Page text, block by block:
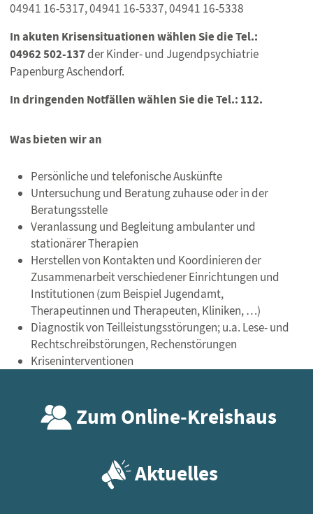
04941 16-5317, 04941 16-5337, 04941 16-5338
In akuten Krisensituationen wählen Sie die Tel.:
04962 502-137der Kinder- und Jugendpsychiatrie
Papenburg Aschendorf.
In dringenden Notfällen wählen Sie die Tel.: 112.
Was bieten wir an
Persönliche und telefonische Auskünfte
Untersuchung und Beratung zuhause oder in der
Beratungsstelle
Veranlassung und Begleitung ambulanter und
stationärer Therapien
Herstellen von Kontakten und Koordinieren der
Zusammenarbeit verschiedener Einrichtungen und
Institutionen (zum Beispiel Jugendamt,
Therapeutinnen und Therapeuten, Kliniken, …)
Diagnostik von Teilleistungsstörungen; u.a. Lese- und
Rechtschreibstörungen, Rechenstörungen
Kriseninterventionen
Zum Online-Kreishaus
Aktuelles